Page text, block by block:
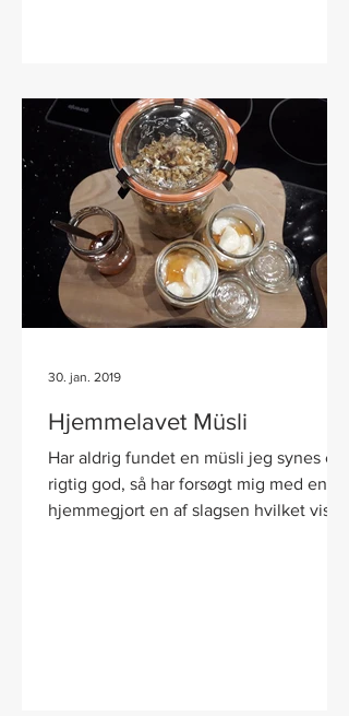
Hjemmelavet Müsli
Har aldrig fundet en müsli jeg synes er
rigtig god, så har forsøgt mig med en
hjemmegjort en af slagsen hvilket viste
30. jan. 2019